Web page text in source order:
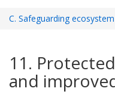
C. Safeguarding ecosystem
11.
and